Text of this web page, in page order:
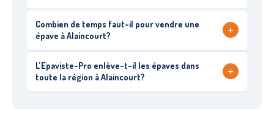
Combien de temps faut-il pour vendre une
épave à Alaincourt?
+
L’Epaviste-Pro enlève-t-il les épaves dans
toute la région à Alaincourt?
+